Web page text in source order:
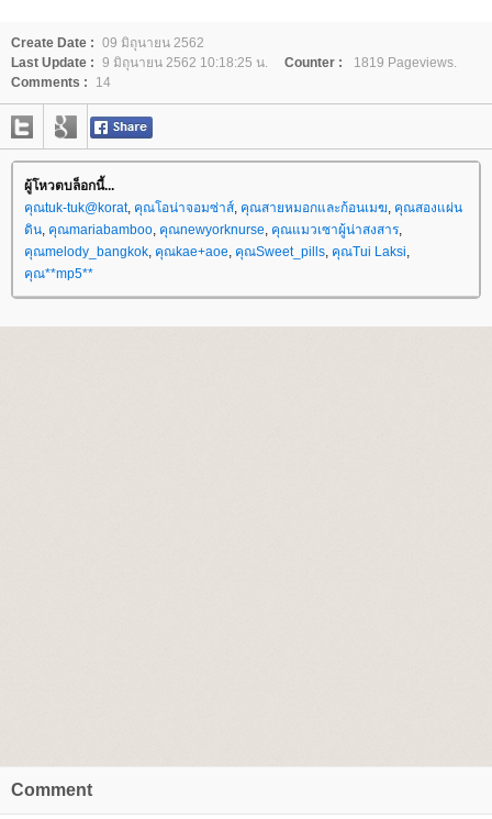
Create Date : 09 มิถุนายน 2562
Last Update : 9 มิถุนายน 2562 10:18:25 น. Counter :
1819 Pageviews.
Comments :
14
ผู้โหวตบล็อกนี้...
คุณtuk-tuk@korat, คุณโอน่าจอมซ่าส์, คุณสายหมอกและก้อนเมฆ, คุณสองแผ่น
ดิน, คุณmariabamboo, คุณnewyorknurse, คุณแมวเซาผู้น่าสงสาร,
คุณmelody_bangkok, คุณkae+aoe, คุณSweet_pills, คุณTui Laksi,
คุณ**mp5**
Comment